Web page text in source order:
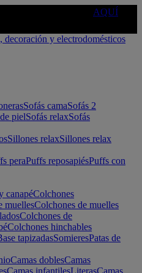
AQUÍ
Sofás camaSofás 2
pielSofás relaxSofás
Sillones relaxSillones relax
peraPuffs reposapiésPuffs con
canapéColchones
muellesColchones de muelles
Colchones de
Colchones hinchables
tapizadasSomieresPatas de
Camas doblesCamas
Camas infantilesLiterasCamas